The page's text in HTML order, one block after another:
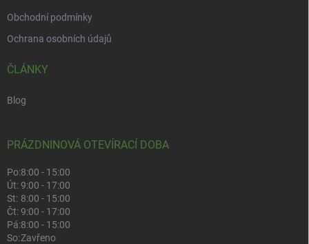
Obchodní podmínky
Ochrana osobních údajů
ČLÁNKY
Blog
PRÁZDNINOVÁ OTEVÍRACÍ DOBA
Po:8:00 - 15:00
Út:9:00 - 17:00
St: 8:00 - 15:00
Čt:9:00 - 17:00
Pá:8:00 - 15:00
So:Zavřeno